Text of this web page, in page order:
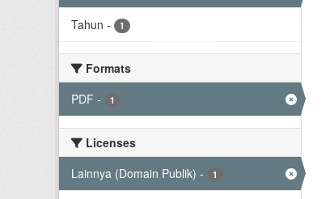
Tahun - 1
Formats
PDF - 1
Licenses
Lainnya (Domain Publik) - 1